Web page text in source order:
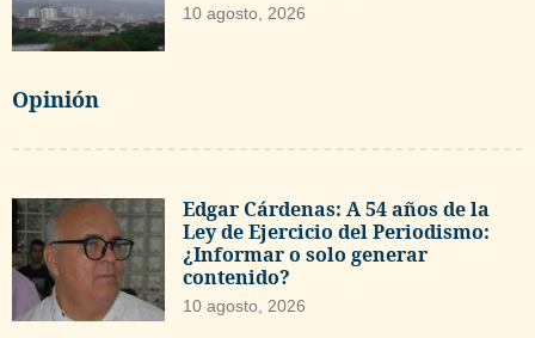
10 agosto, 2026
Opinión
Edgar Cárdenas: A 54 años de la
Ley de Ejercicio del Periodismo:
¿Informar o solo generar
contenido?
10 agosto, 2026